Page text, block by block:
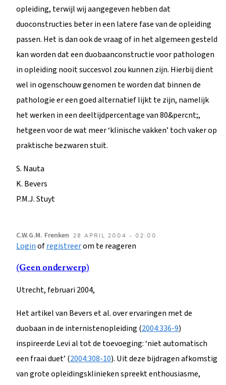
opleiding, terwijl wij aangegeven hebben dat
duoconstructies beter in een latere fase van de opleiding
passen. Het is dan ook de vraag of in het algemeen gesteld
kan worden dat een duobaanconstructie voor pathologen
in opleiding nooit succesvol zou kunnen zijn. Hierbij dient
wel in ogenschouw genomen te worden dat binnen de
pathologie er een goed alternatief lijkt te zijn, namelijk
het werken in een deeltijdpercentage van 80&percnt;,
hetgeen voor de wat meer ‘klinische vakken’ toch vaker op
praktische bezwaren stuit.
S. Nauta
K. Bevers
P.M.J. Stuyt
C.W.G.M. Frenken 28 APRIL 2004 - 02:00
Loginofregistreerom te reageren
(Geen onderwerp)
Utrecht, februari 2004,
Het artikel van Bevers et al. over ervaringen met de
duobaan in de internistenopleiding (2004:336-9)
inspireerde Levi al tot de toevoeging: ‘niet automatisch
een fraai duet’ (2004:308-10). Uit deze bijdragen afkomstig
van grote opleidingsklinieken spreekt enthousiasme,